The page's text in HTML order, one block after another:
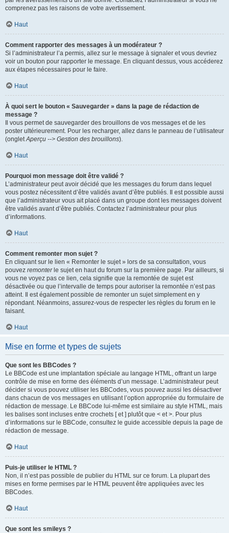
comprenez pas les raisons de votre avertissement.
Haut
Comment rapporter des messages à un modérateur ?
Si l’administrateur l’a permis, allez sur le message à signaler et vous devriez
voir un bouton pour rapporter le message. En cliquant dessus, vous accéderez
aux étapes nécessaires pour le faire.
Haut
À quoi sert le bouton « Sauvegarder » dans la page de rédaction de
message ?
Il vous permet de sauvegarder des brouillons de vos messages et de les
poster ultérieurement. Pour les recharger, allez dans le panneau de l’utilisateur
(ongletAperçu --> Gestion des brouillons).
Haut
Pourquoi mon message doit être validé ?
L’administrateur peut avoir décidé que les messages du forum dans lequel
vous postez nécessitent d’être validés avant d’être publiés. Il est possible aussi
que l’administrateur vous ait placé dans un groupe dont les messages doivent
être validés avant d’être publiés. Contactez l’administrateur pour plus
d’informations.
Haut
Comment remonter mon sujet ?
En cliquant sur le lien « Remonter le sujet » lors de sa consultation, vous
pouvez remonterle sujet en haut du forum sur la première page. Par ailleurs, si
vous ne voyez pas ce lien, cela signifie que la remontée de sujet est
désactivée ou que l’intervalle de temps pour autoriser la remontée n’est pas
atteint. Il est également possible de remonter un sujet simplement en y
répondant. Néanmoins, assurez-vous de respecter les règles du forum en le
faisant.
Haut
Mise en forme et types de sujets
Que sont les BBCodes ?
Le BBCode est une implantation spéciale au langage HTML, offrant un large
contrôle de mise en forme des éléments d’un message. L’administrateur peut
décider si vous pouvez utiliser les BBCodes, vous pouvez aussi les désactiver
dans chacun de vos messages en utilisant l’option appropriée du formulaire de
rédaction de message. Le BBCode lui-même est similaire au style HTML, mais
les balises sont incluses entre crochets [ et ] plutôt que < et >. Pour plus
d’informations sur le BBCode, consultez le guide accessible depuis la page de
rédaction de message.
Haut
Puis-je utiliser le HTML ?
Non, il n’est pas possible de publier du HTML sur ce forum. La plupart des
mises en forme permises par le HTML peuvent être appliquées avec les
BBCodes.
Haut
Que sont les smileys ?